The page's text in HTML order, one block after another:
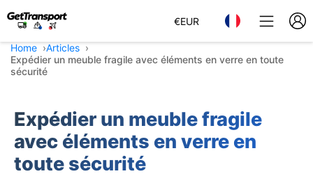
€EUR
Home
Articles
Expédier un meuble fragile avec éléments en verre en toute
sécurité
Expédier un meuble fragile
avec éléments en verre en
toute sécurité